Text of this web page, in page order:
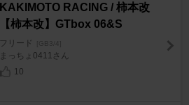
KAKIMOTO RACING / 柿本改
【柿本改】GTbox 06&S
フリード [GB3/4]
まっちょ0411さん
10